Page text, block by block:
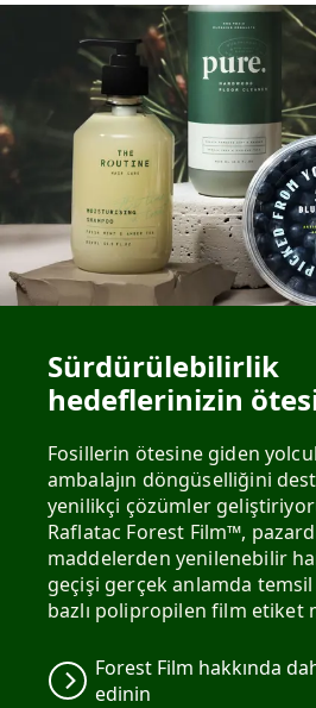
Sürdürülebilirlik
hedeflerinizin
Fosillerin ötesine giden
ambalajın döngüselliğini
yenilikçi çözümler
Raflatac Forest Film™,
maddelerden yenilenebilir
geçişi gerçek anlamda
bazlı polipropilen film etiket
Forest Film hakkında
edinin